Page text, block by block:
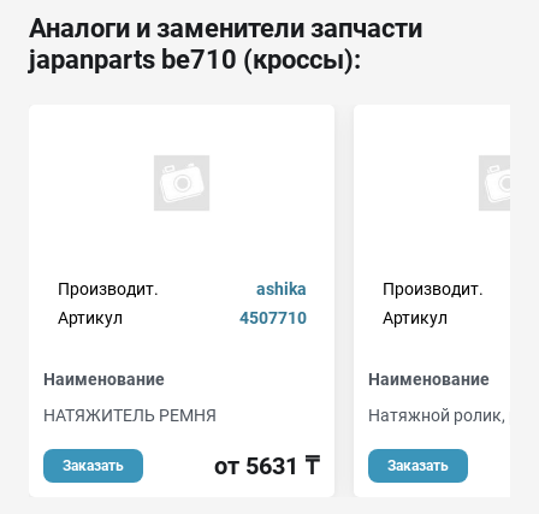
Аналоги и заменители запчасти
japanparts be710 (кроссы):
Производит.
ashika
Артикул
4507710
Наименование
НАТЯЖИТЕЛЬ РЕМНЯ
Заказать от 5631 ₸
Производит.
Артикул
Наименование
Натяжной ролик,
Заказать